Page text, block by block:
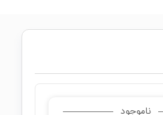
ناموجود